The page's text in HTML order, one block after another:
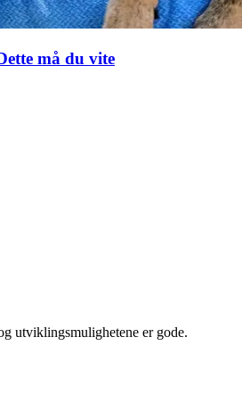
må du vite
utviklingsmulighetene er gode.